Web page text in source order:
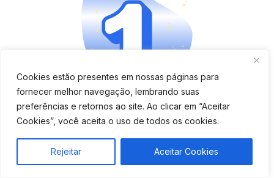
Cookies estão presentes em nossas páginas para
fornecer melhor navegação, lembrando suas
preferências e retornos ao site. Ao clicar em “Aceitar
Cookies”, você aceita o uso de todos os cookies.
Rejeitar Aceitar Cookies
Aplicativo completo e fácil
Verifique se o app é moderno, tem boa avaliação e